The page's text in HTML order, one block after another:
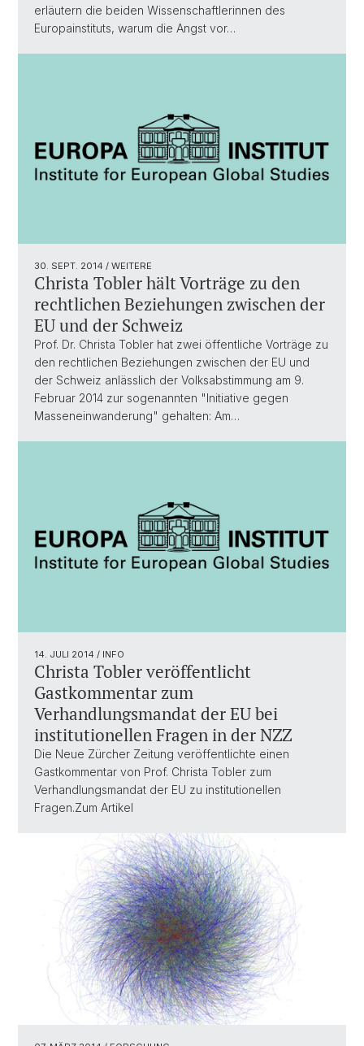
erläutern die beiden Wissenschaftlerinnen des
Europainstituts, warum die Angst vor…
30. SEPT. 2014 / WEITERE
Christa Tobler hält Vorträge zu den
rechtlichen Beziehungen zwischen der
EU und der Schweiz
Prof. Dr. Christa Tobler hat zwei öffentliche Vorträge zu
den rechtlichen Beziehungen zwischen der EU und
der Schweiz anlässlich der Volksabstimmung am 9.
Februar 2014 zur sogenannten "Initiative gegen
Masseneinwanderung" gehalten: Am…
14. JULI 2014 / INFO
Christa Tobler veröffentlicht
Gastkommentar zum
Verhandlungsmandat der EU bei
institutionellen Fragen in der NZZ
Die Neue Zürcher Zeitung veröffentlichte einen
Gastkommentar von Prof. Christa Tobler zum
Verhandlungsmandat der EU zu institutionellen
Fragen.Zum Artikel